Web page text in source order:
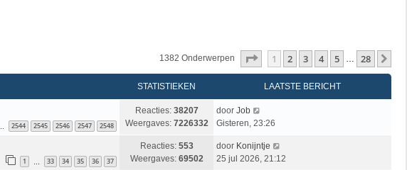
1382 Onderwerpen Pagina1 Van 28
1 2 3 4 5 … 28
STATISTIEKEN LAATSTE BERICHT
2544 2545 2546 2547 2548
Reacties: 38207
Weergaves: 7226332
door Job
Gisteren, 23:26
1 33 34 35 36 37
Reacties: 553
Weergaves: 69502
door Konijntje
25 jul 2026, 21:12